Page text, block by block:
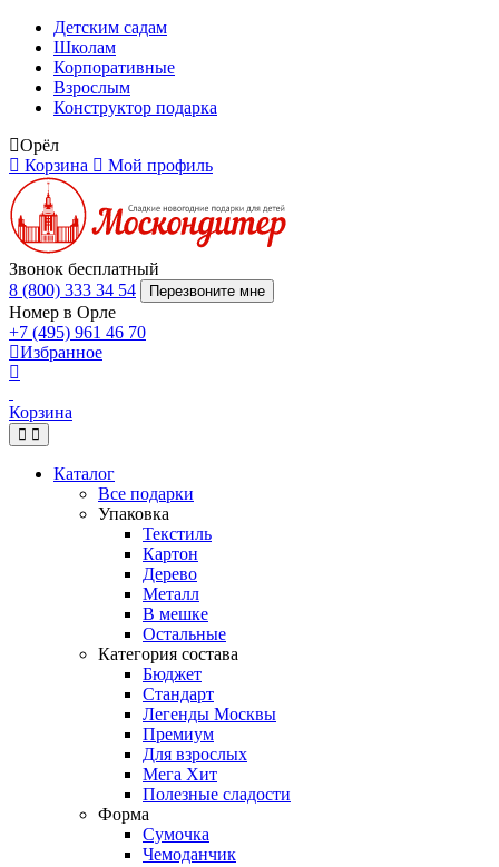
Детским садам
Школам
Корпоративные
Взрослым
Конструктор подарка
Орёл
Корзина
Мой профиль
Звонок бесплатный
8 (800) 333 34 54
Перезвоните мне
Номер в Орле
+7 (495) 961 46 70
Избранное
Корзина
Каталог
Все подарки
Упаковка
Текстиль
Картон
Дерево
Металл
В мешке
Остальные
Категория состава
Бюджет
Стандарт
Легенды Москвы
Премиум
Для взрослых
Мега Хит
Полезные сладости
Форма
Сумочка
Чемоданчик